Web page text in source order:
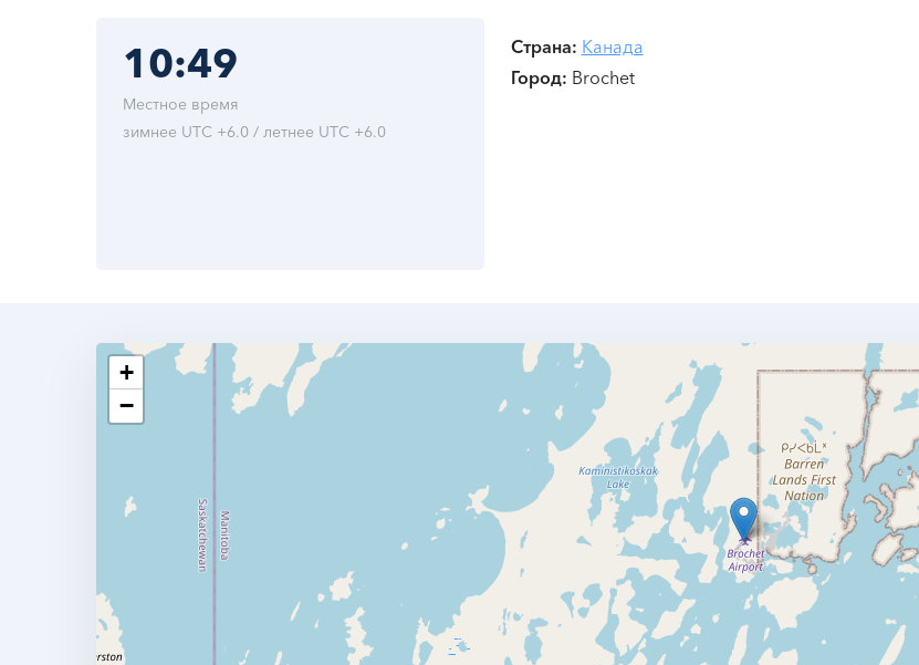
10:49
Местное время
зимнее UTC +6.0 / летнее UTC +6.0
Страна Канада
Город Brochet
+
−